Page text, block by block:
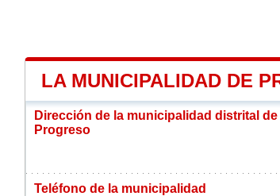
LA MUNICIPALIDAD DE
Dirección de la municipalidad distrital de
Progreso
Teléfono de la municipalidad